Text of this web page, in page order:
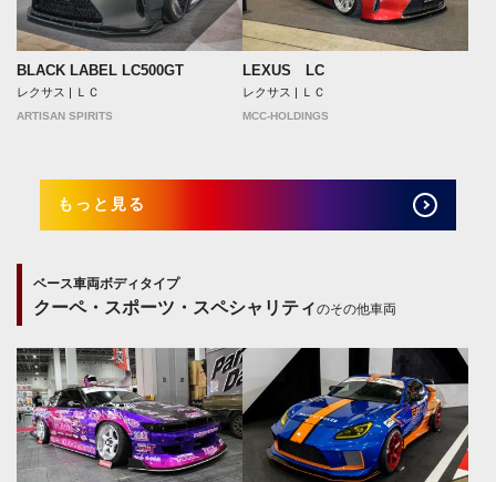
BLACK LABEL LC500GT
レクサス | ＬＣ
ARTISAN SPIRITS
LEXUS LC
レクサス | ＬＣ
MCC-HOLDINGS
もっと見る
ベース車両ボディタイプ
クーペ・スポーツ・スペシャリティのその他車両